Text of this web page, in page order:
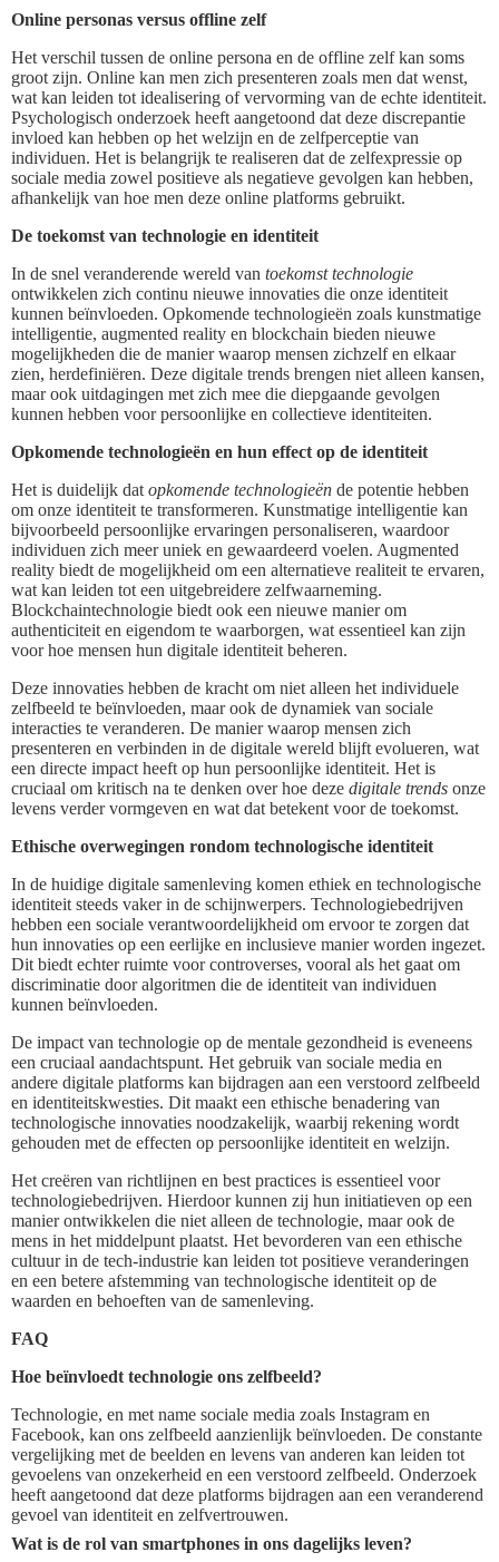
Online personas versus offline zelf
Het verschil tussen de online persona en de offline zelf kan soms
groot zijn. Online kan men zich presenteren zoals men dat wenst,
wat kan leiden tot idealisering of vervorming van de echte identiteit.
Psychologisch onderzoek heeft aangetoond dat deze discrepantie
invloed kan hebben op het welzijn en de zelfperceptie van
individuen. Het is belangrijk te realiseren dat de zelfexpressie op
sociale media zowel positieve als negatieve gevolgen kan hebben,
afhankelijk van hoe men deze online platforms gebruikt.
De toekomst van technologie en identiteit
In de snel veranderende wereld van toekomst technologie
ontwikkelen zich continu nieuwe innovaties die onze identiteit
kunnen beïnvloeden. Opkomende technologieën zoals kunstmatige
intelligentie, augmented reality en blockchain bieden nieuwe
mogelijkheden die de manier waarop mensen zichzelf en elkaar
zien, herdefiniëren. Deze digitale trends brengen niet alleen kansen,
maar ook uitdagingen met zich mee die diepgaande gevolgen
kunnen hebben voor persoonlijke en collectieve identiteiten.
Opkomende technologieën en hun effect op de identiteit
Het is duidelijk dat opkomende technologieën de potentie hebben
om onze identiteit te transformeren. Kunstmatige intelligentie kan
bijvoorbeeld persoonlijke ervaringen personaliseren, waardoor
individuen zich meer uniek en gewaardeerd voelen. Augmented
reality biedt de mogelijkheid om een alternatieve realiteit te ervaren,
wat kan leiden tot een uitgebreidere zelfwaarneming.
Blockchaintechnologie biedt ook een nieuwe manier om
authenticiteit en eigendom te waarborgen, wat essentieel kan zijn
voor hoe mensen hun digitale identiteit beheren.
Deze innovaties hebben de kracht om niet alleen het individuele
zelfbeeld te beïnvloeden, maar ook de dynamiek van sociale
interacties te veranderen. De manier waarop mensen zich
presenteren en verbinden in de digitale wereld blijft evolueren, wat
een directe impact heeft op hun persoonlijke identiteit. Het is
cruciaal om kritisch na te denken over hoe deze digitale trends onze
levens verder vormgeven en wat dat betekent voor de toekomst.
Ethische overwegingen rondom technologische identiteit
In de huidige digitale samenleving komen ethiek en technologische
identiteit steeds vaker in de schijnwerpers. Technologiebedrijven
hebben een sociale verantwoordelijkheid om ervoor te zorgen dat
hun innovaties op een eerlijke en inclusieve manier worden ingezet.
Dit biedt echter ruimte voor controverses, vooral als het gaat om
discriminatie door algoritmen die de identiteit van individuen
kunnen beïnvloeden.
De impact van technologie op de mentale gezondheid is eveneens
een cruciaal aandachtspunt. Het gebruik van sociale media en
andere digitale platforms kan bijdragen aan een verstoord zelfbeeld
en identiteitskwesties. Dit maakt een ethische benadering van
technologische innovaties noodzakelijk, waarbij rekening wordt
gehouden met de effecten op persoonlijke identiteit en welzijn.
Het creëren van richtlijnen en best practices is essentieel voor
technologiebedrijven. Hierdoor kunnen zij hun initiatieven op een
manier ontwikkelen die niet alleen de technologie, maar ook de
mens in het middelpunt plaatst. Het bevorderen van een ethische
cultuur in de tech-industrie kan leiden tot positieve veranderingen
en een betere afstemming van technologische identiteit op de
waarden en behoeften van de samenleving.
FAQ
Hoe beïnvloedt technologie ons zelfbeeld?
Technologie, en met name sociale media zoals Instagram en
Facebook, kan ons zelfbeeld aanzienlijk beïnvloeden. De constante
vergelijking met de beelden en levens van anderen kan leiden tot
gevoelens van onzekerheid en een verstoord zelfbeeld. Onderzoek
heeft aangetoond dat deze platforms bijdragen aan een veranderend
gevoel van identiteit en zelfvertrouwen.
Wat is de rol van smartphones in ons dagelijks leven?